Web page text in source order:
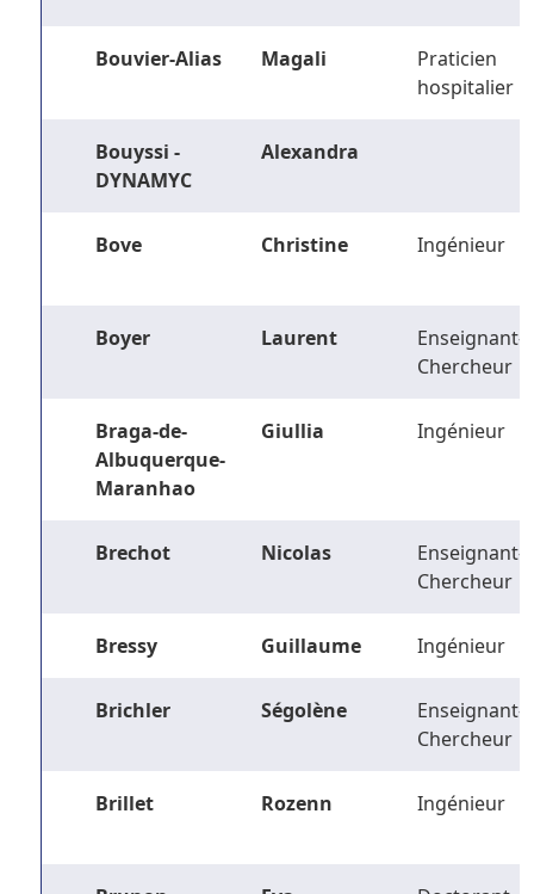
Bouvier-Alias Magali
Praticien
hospitalier
Bouyssi -
DYNAMYC
Alexandra
Bove Christine Ingénieur
Boyer Laurent
Enseignant-
Chercheur
Braga-de-
Albuquerque-
Maranhao
Giullia Ingénieur
Brechot Nicolas
Enseignant-
Chercheur
Bressy Guillaume Ingénieur
Brichler Ségolène
Enseignant-
Chercheur
Brillet Rozenn Ingénieur